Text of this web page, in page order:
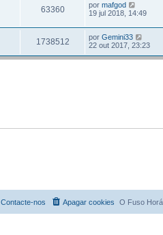
63360 por mafgod
19 jul 2018, 14:49
1738512 por Gemini33
22 out 2017, 23:23
O Fuso
Apagar cookies
Contacte-nos